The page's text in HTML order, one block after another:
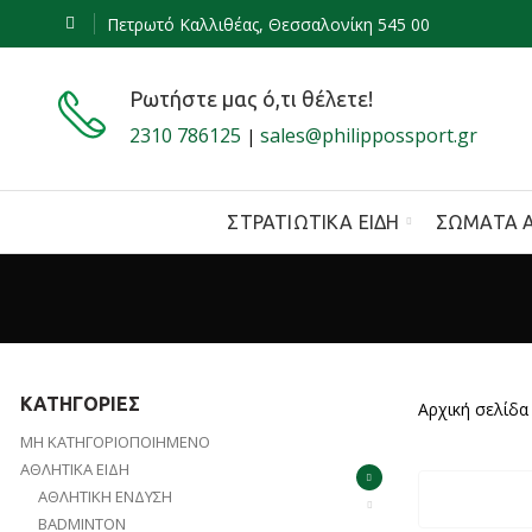
Πετρωτό Καλλιθέας, Θεσσαλονίκη 545 00
Ρωτήστε μας ό,τι θέλετε!
2310 786125 | sales@philippossport.gr
ΣΤΡΑΤΙΩΤΙΚΆ ΕΊΔΗ ΣΏΜΑΤΑ
ΚΑΤΗΓΟΡΊΕΣ
ΜΗ ΚΑΤΗΓΟΡΙΟΠΟΙΗΜΈΝΟ
ΑΘΛΗΤΙΚΆ ΕΊΔΗ
ΑΘΛΗΤΙΚΉ ΈΝΔΥΣΗ
BADMINTON
Αρχική σελίδα